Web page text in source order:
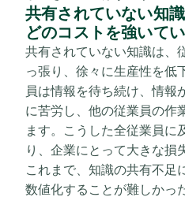
共有されていない知
どのコストを強いて
共有されていない知識は、
っ張り、徐々に生産性を低
員は情報を待ち続け、情報
に苦労し、他の従業員の作
ます。こうした全従業員に
り、企業にとって大きな損
これまで、知識の共有不足
数値化することが難しかっ